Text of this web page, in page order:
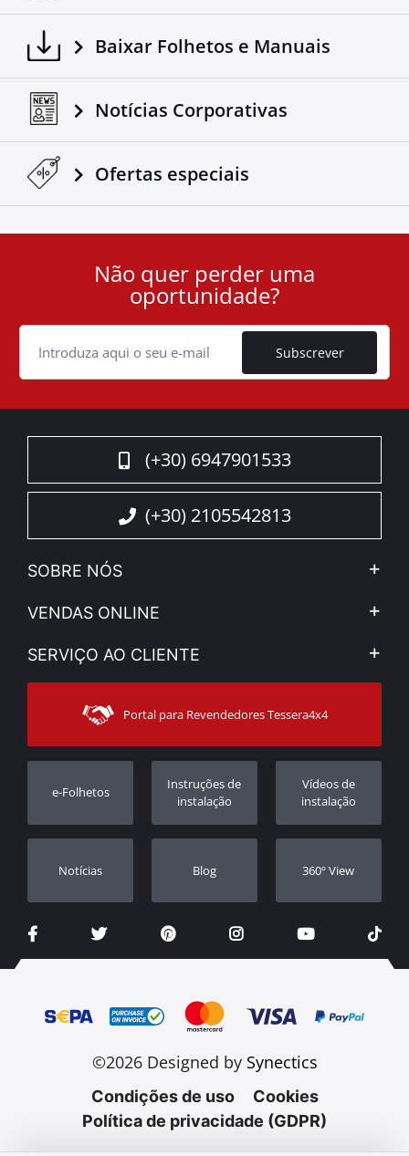
Mais um produto 4x4 que vem complementar a gama
de acessórios de reconhecido sucesso da companhia
Tessera4x4.Baixar Folhetos e Manuais
Notícias Corporativas
Ofertas especiais
Cookie
Não quer perder uma
oportunidade?
Subscrever
(+30) 6947901533
(+30) 2105542813
SOBRE NÓS
A Companhia
Notícias
Sitemap
VENDAS ONLINE
Minha Conta
Modos de Enviο
SERVIÇO AO CLIENTE
Contacto
Apoio ao cliente
Rastrear ordem
Revendedores
Portal para Revendedores Tessera4x4
e-Folhetos
Instruções de
instalação
Vídeos de
instalação
Notícias Blog 360º View
©2026 Designed by Synectics
Condições de uso
Cookies
Política de privacidade (GDPR)